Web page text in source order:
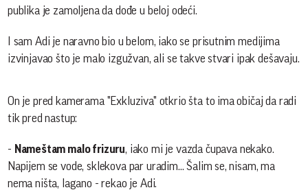
publika je zamoljena da dođe u beloj odeći.
I sam Adi je naravno bio u belom, iako se prisutnim medijima
izvinjavao što je malo izgužvan, ali se takve stvari ipak dešavaju.
On je pred kamerama "Exkluziva" otkrio šta to ima običaj da radi
tik pred nastup:
- Nameštam malo frizuru, iako mi je vazda čupava nekako.
Napijem se vode, sklekova par uradim... Šalim se, nisam, ma
nema ništa, lagano - rekao je Adi.